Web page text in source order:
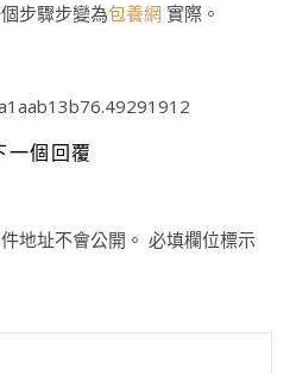
步驟步變為包養網 實際。
一個回覆
地址不會公開。 必填欄位標示